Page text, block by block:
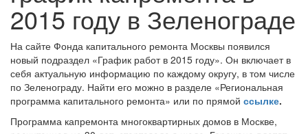
2015 году в Зеленограде
На сайте Фонда капитального ремонта Москвы появился
новый подраздел «График работ в 2015 году». Он включает в
себя актуальную информацию по каждому округу, в том числе
по Зеленограду. Найти его можно в разделе «Региональная
программа капитального ремонта» или по прямой ссылке.
Программа капремонта многоквартирных домов в Москве,